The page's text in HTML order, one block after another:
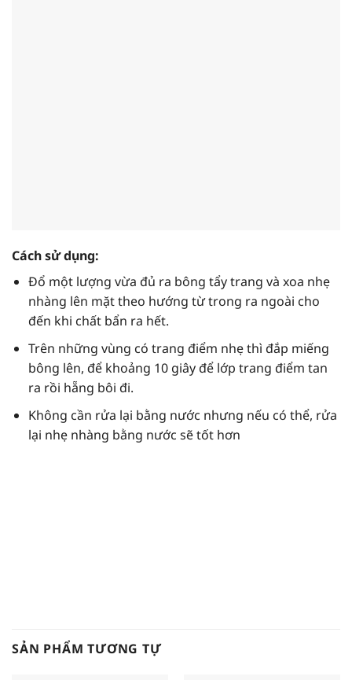
Cách sử dụng:
Đổ một lượng vừa đủ ra bông tẩy trang và xoa nhẹ
nhàng lên mặt theo hướng từ trong ra ngoài cho
đến khi chất bẩn ra hết.
Trên những vùng có trang điểm nhẹ thì đắp miếng
bông lên, để khoảng 10 giây để lớp trang điểm tan
ra rồi hẵng bôi đi.
Không cần rửa lại bằng nước nhưng nếu có thể, rửa
lại nhẹ nhàng bằng nước sẽ tốt hơn
SẢN PHẨM TƯƠNG TỰ